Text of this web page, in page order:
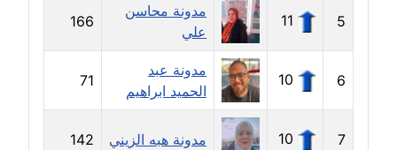
مدونة بيان هدية
عاملة
مدونة تامر زيدان
عاملة
5
11
مدونة محاسن
علي
166
6
10
مدونة عبد
الحميد ابراهيم
71
7
10 مدونة هبه الزيني 142